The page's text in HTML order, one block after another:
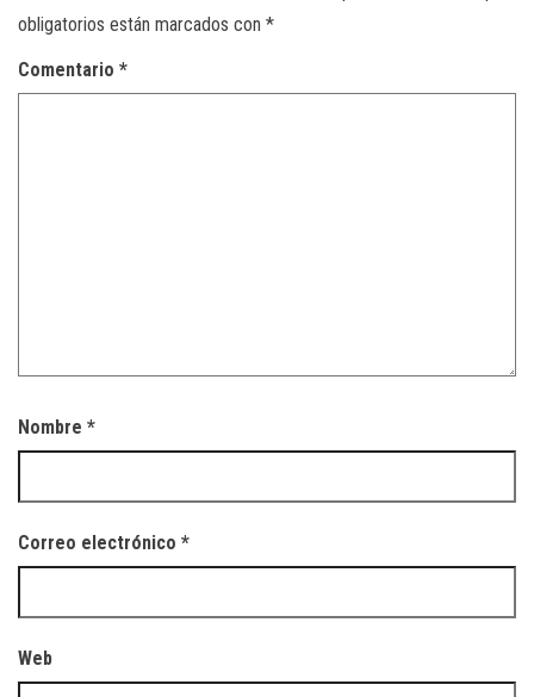
obligatorios están marcados con *
Comentario *
Nombre *
Correo electrónico *
Web